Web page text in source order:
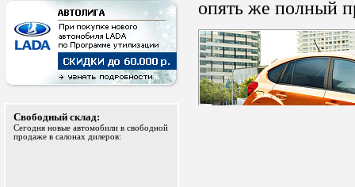
Свободный склад:
Сегодня новые автомобили в свободной
продаже в салонах дилеров:
опять же полный